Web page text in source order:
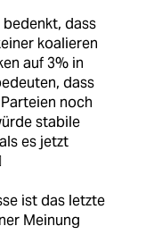
bedenkt, dass
koalieren
auf 3% in
dass
noch
stabile
es jetzt
ist das letzte
Meinung